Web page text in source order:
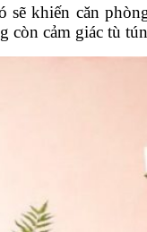
sẽ khiến căn
còn cảm giác tù